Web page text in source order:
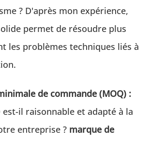
? D'après mon expérience,
permet de résoudre plus
les problèmes techniques liés à
de commande (MOQ) :
est-il raisonnable et adapté à la
entreprise ? marque de